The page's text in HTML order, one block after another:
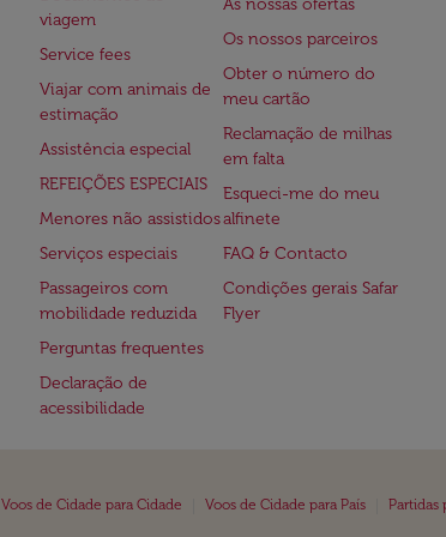
viagem
Service fees
Viajar com animais de
estimação
Assistência especial
REFEIÇÕES ESPECIAIS
Menores não assistidos
Serviços especiais
Passageiros com
mobilidade reduzida
Perguntas frequentes
Declaração de
acessibilidade
As nossas ofertas
Os nossos parceiros
Obter o número do
meu cartão
Reclamação de milhas
em falta
Esqueci-me do meu
alfinete
FAQ & Contacto
Condições gerais Safar
Flyer
Voos de Cidade para Cidade Voos de Cidade para País Partidas